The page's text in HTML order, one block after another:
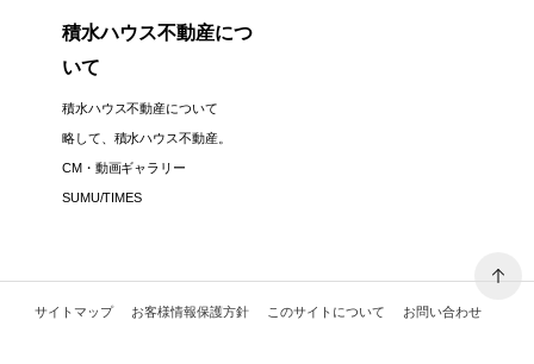
積水ハウス不動産につ
いて
積水ハウス不動産について
略して、積水ハウス不動産。
CM・動画ギャラリー
SUMU/TIMES
サイトマップ お客様情報保護方針 このサイトについて お問い合わせ